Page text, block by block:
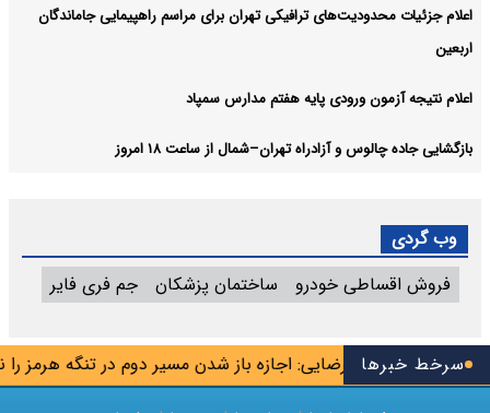
سرخط خبرها
محسن رضایی: اجازه باز شدن مسیر دوم در تنگه هرمز را
اعلام جزئیات محدودیت‌های ترافیکی تهران برای مراسم راهپیمایی جاماندگان
اربعین
اعلام نتیجه آزمون ورودی پایه هفتم مدارس سمپاد
بازگشایی جاده چالوس و آزادراه تهران–شمال از ساعت ۱۸ امروز
وب گردی
فروش اقساطی خودرو
ساختمان پزشکان جم فری فایر